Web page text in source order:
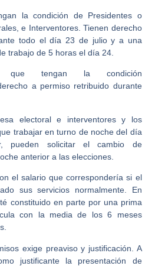
la condición de Presidentes o
e Interventores. Tienen derecho
todo el día 23 de julio y a una
trabajo de 5 horas el día 24​.
que tengan la condición
a permiso retribuido durante
electoral e interventores y los
trabajar enturno de nochedel día
pueden solicitar elcambio de
anterior a las elecciones.
el salario que correspondería si el
sus servicios normalmente. En
constituido en parte por una prima
con la media de los 6 meses
exige preaviso y justificación . A
justificante la presentación de